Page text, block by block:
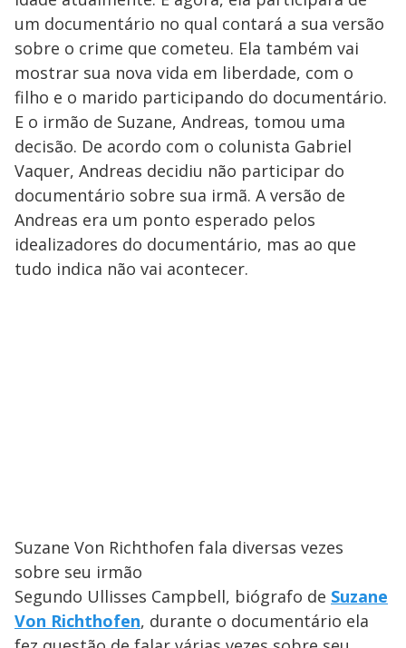
um documentário no qual contará a sua versão
sobre o crime que cometeu. Ela também vai
mostrar sua nova vida em liberdade, com o
filho e o marido participando do documentário.
E o irmão de Suzane, Andreas, tomou uma
decisão. De acordo com o colunista Gabriel
Vaquer, Andreas decidiu não participar do
documentário sobre sua irmã. A versão de
Andreas era um ponto esperado pelos
idealizadores do documentário, mas ao que
tudo indica não vai acontecer.
Suzane Von Richthofen fala diversas vezes
sobre seu irmão
Segundo Ullisses Campbell, biógrafo de Suzane
Von Richthofen, durante o documentário ela